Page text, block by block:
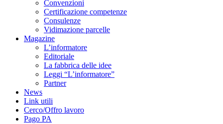
Convenzioni
Certificazione competenze
Consulenze
Vidimazione parcelle
Magazine
L’informatore
Editoriale
La fabbrica delle idee
Leggi “L’informatore”
Partner
News
Link utili
Cerco/Offro lavoro
Pago PA